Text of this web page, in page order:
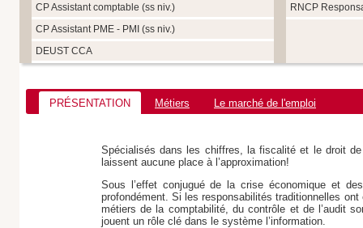
CP Assistant comptable (ss niv.)
CP Assistant PME - PMI (ss niv.)
DEUST CCA
RNCP
PRÉSENTATION Métiers Le marché de l'emploi
Spécialisés dans les chiffres, la fiscalité et le droit
laissent aucune place à l’approximation!
Sous l’effet conjugué de la crise économique et
profondément. Si les responsabilités traditionnelles
métiers de la comptabilité, du contrôle et de l’audit
jouent un rôle clé dans le système l’information.